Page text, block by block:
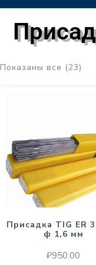
Показаны все (23)
Присадка TIG ER
ф 1,6 мм
₽950.00